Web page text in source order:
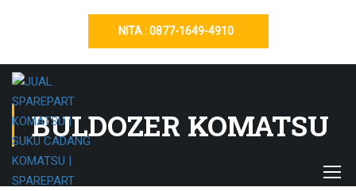
NITA : 0877-1649-4910
BULDOZER KOMATSU